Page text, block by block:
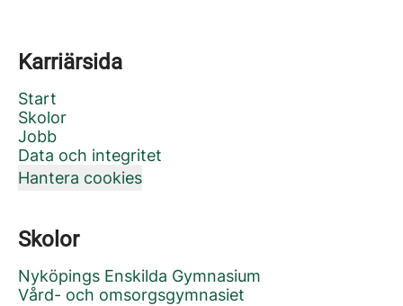
Karriärsida
Start
Skolor
Jobb
Data och integritet
Hantera cookies
Skolor
Nyköpings Enskilda Gymnasium
Vård- och omsorgsgymnasiet